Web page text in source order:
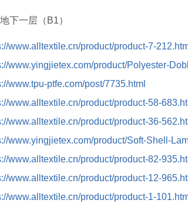
下一层（B1）
www.alltextile.cn/product/product-7-
www.yingjietex.com/product/Polyester-
www.tpu-ptfe.com/post/7735.html
www.alltextile.cn/product/product-58-
www.alltextile.cn/product/product-36-
www.yingjietex.com/product/Soft-Shell-
www.alltextile.cn/product/product-82-
www.alltextile.cn/product/product-12-
www.alltextile.cn/product/product-1-